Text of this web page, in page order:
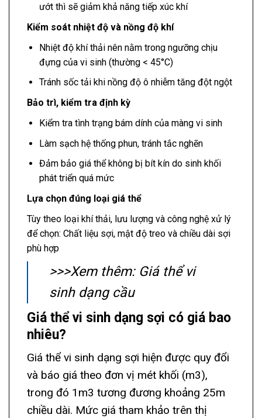
ướt thì sẽ giảm khả năng tiếp xúc khí
Kiểm soát nhiệt độ và nồng độ khí
Nhiệt độ khí thải nên nằm trong ngưỡng chịu
đựng của vi sinh (thường < 45°C)
Tránh sốc tải khi nồng độ ô nhiễm tăng đột ngột
Bảo trì, kiểm tra định kỳ
Kiểm tra tình trạng bám dính của màng vi sinh
Làm sạch hệ thống phun, tránh tắc nghẽn
Đảm bảo giá thể không bị bít kín do sinh khối
phát triển quá mức
Lựa chọn đúng loại giá thể
Tùy theo loại khí thải, lưu lượng và công nghệ xử lý
để chọn: Chất liệu sợi, mật độ treo và chiều dài sợi
phù hợp
>>>Xem thêm: Giá thể vi
sinh dạng cầu
Giá thể vi sinh dạng sợi có giá bao
nhiêu?
Giá thể vi sinh dạng sợi hiện được quy đổi
và báo giá theo đơn vị mét khối (m3),
trong đó 1m3 tương đương khoảng 25m
chiều dài. Mức giá tham khảo trên thị